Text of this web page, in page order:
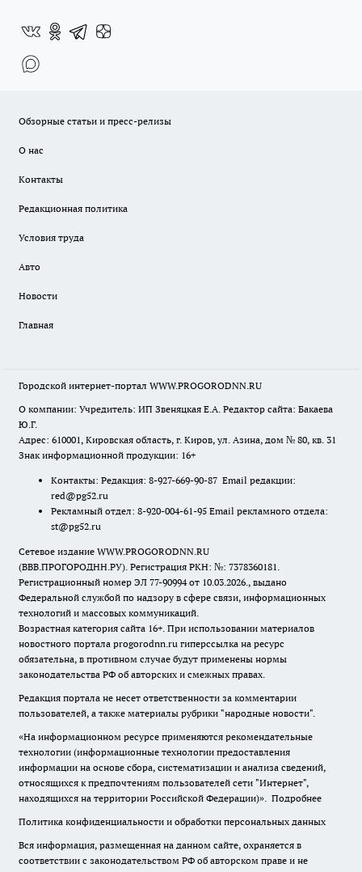
Обзорные статьи и пресс-релизы
О нас
Контакты
Редакционная политика
Условия труда
Авто
Новости
Главная
Городской интернет-портал WWW.PROGORODNN.RU
О компании: Учредитель: ИП Звеняцкая Е.А. Редактор сайта: Бакаева
Ю.Г.
Адрес: 610001, Кировская область, г. Киров, ул. Азина, дом № 80, кв. 31
Знак информационной продукции: 16+
Контакты: Редакция: 8-927-669-90-87 Email редакции:
red@pg52.ru
Рекламный отдел: 8-920-004-61-95 Email рекламного отдела:
st@pg52.ru
Сетевое издание WWW.PROGORODNN.RU
(ВВВ.ПРОГОРОДНН.РУ). Регистрация РКН: №: 7378360181.
Регистрационный номер ЭЛ 77-90994 от 10.03.2026., выдано
Федеральной службой по надзору в сфере связи, информационных
технологий и массовых коммуникаций.
Возрастная категория сайта 16+. При использовании материалов
новостного портала progorodnn.ru гиперссылка на ресурс
обязательна, в противном случае будут применены нормы
законодательства РФ об авторских и смежных правах.
Редакция портала не несет ответственности за комментарии
пользователей, а также материалы рубрики "народные новости".
«На информационном ресурсе применяются рекомендательные
технологии (информационные технологии предоставления
информации на основе сбора, систематизации и анализа сведений,
относящихся к предпочтениям пользователей сети "Интернет",
находящихся на территории Российской Федерации)». Подробнее
Политика конфиденциальности и обработки персональных данных
Вся информация, размещенная на данном сайте, охраняется в
соответствии с законодательством РФ об авторском праве и не